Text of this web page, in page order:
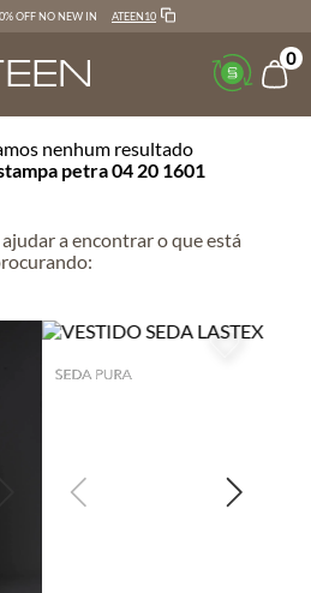
OFF NO NEW IN ATEEN10
0
nenhum resultado
petra 04 20 1601
a encontrar o que está